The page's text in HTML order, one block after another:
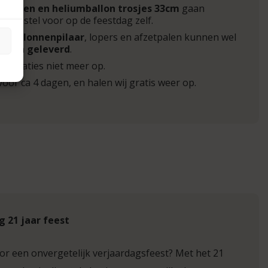
en heliumballon trosjes 33cm gaan
Bestel voor op de feestdag zelf.
ballonnenpilaar, lopers en afzetpalen kunnen wel
geleverd.
niet meer op.
ca 4 dagen, en halen wij gratis weer op.
21 jaar feest
een onvergetelijk verjaardagsfeest? Met het 21